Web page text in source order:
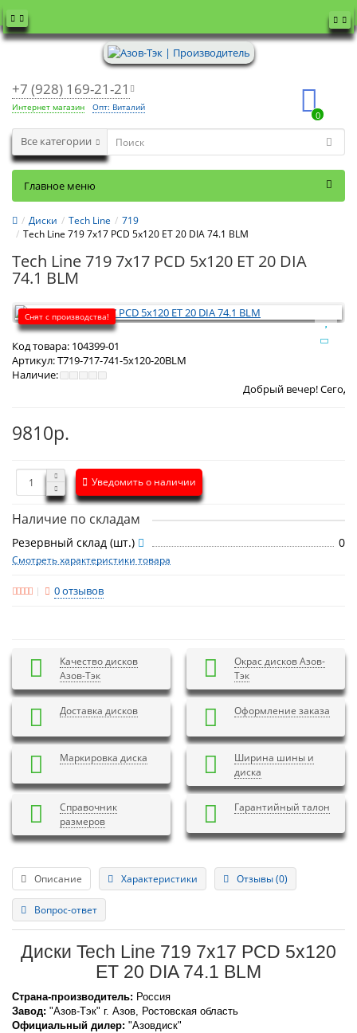
+7 (928) 169-21-21
Интернет магазин Опт: Виталий
0
Все категории
Главное меню
Диски Tech Line
719
Tech Line 719 7x17 PCD 5x120 ET 20 DIA 74.1 BLM
Tech Line 719 7x17 PCD 5x120 ET 20 DIA
74.1 BLM
Снят с производства!
Код товара: 104399-01
Артикул:T719-717-741-5x120-20BLM
Наличие:
Добрый вечер! СегодняЧетверг 6
9810р.
Уведомить о наличии
Наличие по складам
Резервный склад (шт.) 0
Смотреть характеристики товара
0 отзывов
Качество дисков
Азов-Тэк
Окрас дисков Азов-
Тэк
Доставка дисков Оформление заказа
Маркировка диска
Ширина шины и
диска
Справочник
размеров
Гарантийный талон
Описание Характеристики Отзывы (0)
Вопрос-ответ
Диски Tech Line 719 7x17 PCD 5x120
ET 20 DIA 74.1 BLM
Страна-производитель: Россия
Завод: "Азов-Тэк" г. Азов, Ростовская область
Официальный дилер: "Азовдиск"